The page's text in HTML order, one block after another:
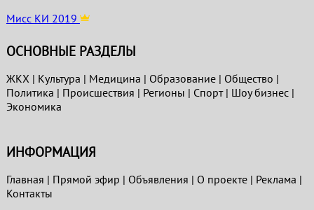
Мисс КИ 2019
ОСНОВНЫЕ РАЗДЕЛЫ
ЖКХ | Культура | Медицина | Образование| Общество |
Политика | Проиcшествия | Регионы | Спорт| Шоу бизнес|
Экономика
ИНФОРМАЦИЯ
Главная | Прямой эфир | Объявления | О проекте| Реклама |
Контакты